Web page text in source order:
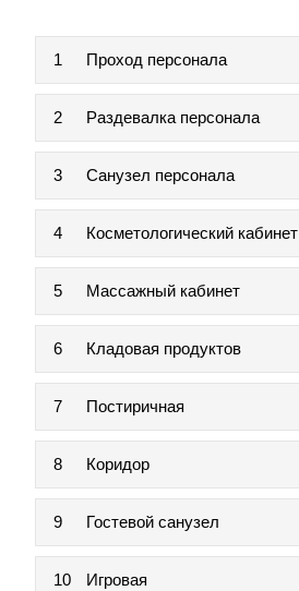
1 Проход персонала
2 Раздевалка персонала
3 Санузел персонала
4 Косметологический кабинет
5 Массажный кабинет
6 Кладовая продуктов
7 Постиричная
8 Коридор
9 Гостевой санузел
10 Игровая